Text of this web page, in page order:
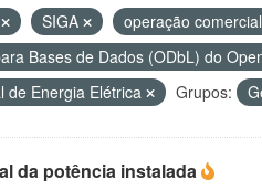
SIGA operação comercial
Bases de Dados (ODbL) do
de Energia Elétrica
Grupos:
da potência instalada